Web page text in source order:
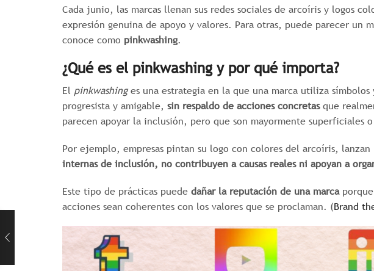
Cada junio, las marcas llenan sus redes sociales de arcoíris y logos
expresión genuina de apoyo y valores. Para otras, puede parecer
conoce como pinkwashing.
¿Qué es el pinkwashing y por qué importa?
El pinkwashinges una estrategia en la que una marca utiliza símbolos
progresista y amigable, sin respaldo de acciones concretasque
parecen apoyar la inclusión, pero que son mayormente superficiales
Por ejemplo, empresas pintan su logo con colores del arcoíris,
internas de inclusión, no contribuyen a causas reales ni apoyan a
Este tipo de prácticas puede dañar la reputación de una marcaporque
acciones sean coherentes con los valores que se proclaman. (Brand